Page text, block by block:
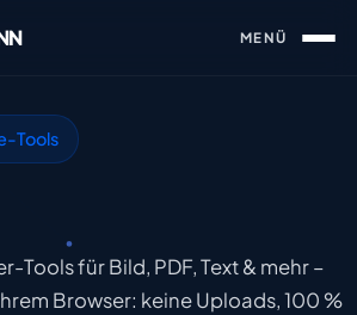
Tools
Tools für Bild, PDF, Text & mehr –
Browser: keine Uploads, 100 %